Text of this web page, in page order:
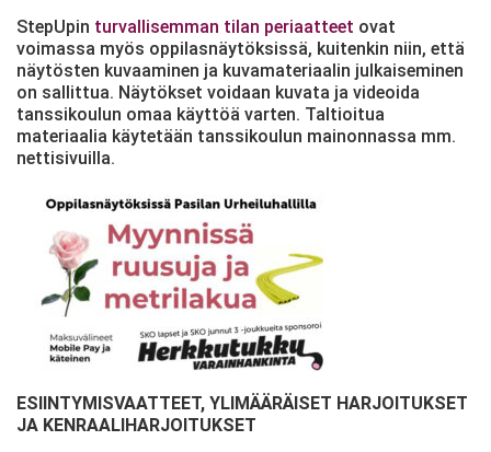
StepUpin turvallisemman tilan periaatteet ovat
voimassa myös oppilasnäytöksissä, kuitenkin niin, että
näytösten kuvaaminen ja kuvamateriaalin julkaiseminen
on sallittua. Näytökset voidaan kuvata ja videoida
tanssikoulun omaa käyttöä varten. Taltioitua
materiaalia käytetään tanssikoulun mainonnassa mm.
nettisivuilla.
ESIINTYMISVAATTEET, YLIMÄÄRÄISET HARJOITUKSET
JA KENRAALIHARJOITUKSET